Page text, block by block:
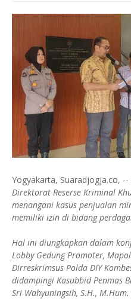
Yogyakarta, Suaradjogja.co, --
Direktorat Reserse Kriminal
menangani kasus penjualan
memiliki izin di bidang
Hal ini diungkapkan dalam
Lobby Gedung Promoter,
Dirreskrimsus Polda DIY
didampingi Kasubbid Penmas
Sri Wahyuningsih, S.H.,